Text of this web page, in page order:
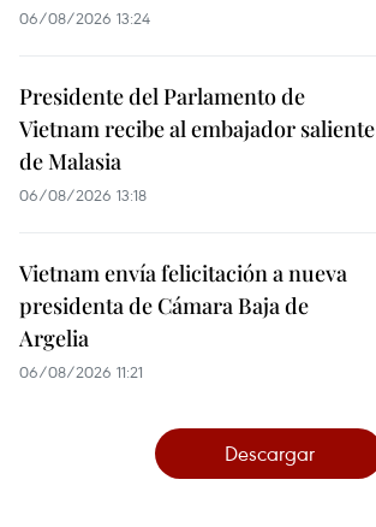
06/08/2026 13:24
Presidente del Parlamento de
Vietnam recibe al embajador saliente
de Malasia
06/08/2026 13:18
Vietnam envía felicitación a nueva
presidenta de Cámara Baja de
Argelia
06/08/2026 11:21
Descargar